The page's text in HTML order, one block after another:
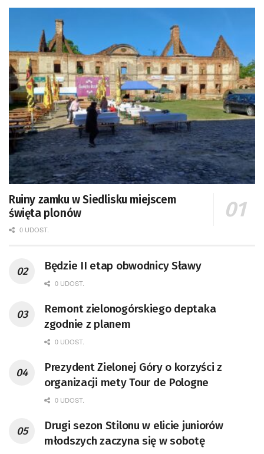
Ruiny zamku w Siedlisku miejscem
święta plonów
0 UDOST.
Będzie II etap obwodnicy Sławy
0 UDOST.
Remont zielonogórskiego deptaka
zgodnie z planem
0 UDOST.
Prezydent Zielonej Góry o korzyści z
organizacji mety Tour de Pologne
0 UDOST.
Drugi sezon Stilonu w elicie juniorów
młodszych zaczyna się w sobotę